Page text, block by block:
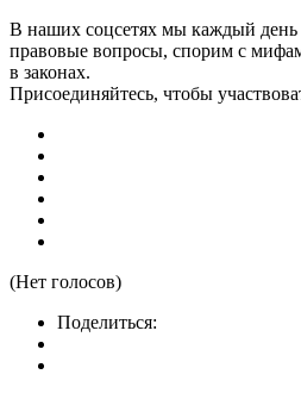
В наших соцсетях мы каждый день
правовые вопросы, спорим с
в законах.
Присоединяйтесь, чтобы
(Нет голосов)
Поделиться: